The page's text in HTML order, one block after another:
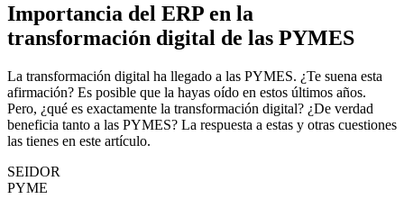
Importancia del ERP en la
transformación digital de las PYMES
La transformación digital ha llegado a las PYMES. ¿Te suena esta
afirmación? Es posible que la hayas oído en estos últimos años.
Pero, ¿qué es exactamente la transformación digital? ¿De verdad
beneficia tanto a las PYMES? La respuesta a estas y otras cuestiones
las tienes en este artículo.
SEIDOR
PYME